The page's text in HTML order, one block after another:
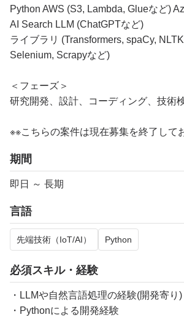
Python AWS (S3, Lambda, Glueなど)
AI Search LLM (ChatGPTなど)
ライブラリ (Transformers, spaCy,
Selenium, Scrapyなど)
＜フェーズ＞
研究開発、設計、コーディング、技術
※※こちらの案件は現在募集を終了して
期間
即日 ～ 長期
言語
先端技術（IoT/AI） Python
必須スキル・経験
・LLMや自然言語処理の経験(開発寄り)
・Pythonによる開発経験